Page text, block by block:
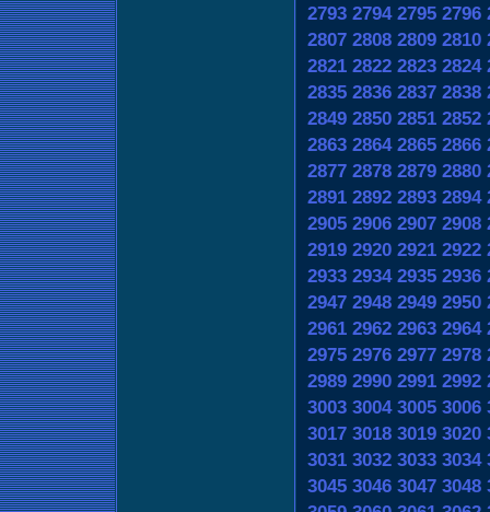
2793 2794 2795 2796
2807 2808 2809 2810
2821 2822 2823 2824
2835 2836 2837 2838
2849 2850 2851 2852
2863 2864 2865 2866
2877 2878 2879 2880
2891 2892 2893 2894
2905 2906 2907 2908
2919 2920 2921 2922
2933 2934 2935 2936
2947 2948 2949 2950
2961 2962 2963 2964
2975 2976 2977 2978
2989 2990 2991 2992
3003 3004 3005 3006
3017 3018 3019 3020
3031 3032 3033 3034
3045 3046 3047 3048